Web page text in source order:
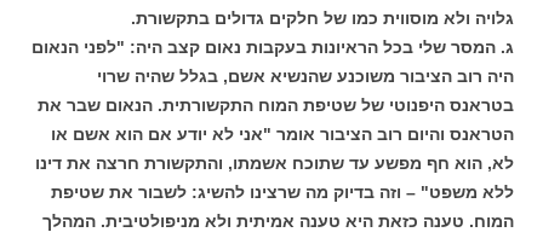
גלויה ולא מוסווית כמו של חלקים גדולים בתקשורת.
ג. המסר שלי בכל הראיונות בעקבות נאום קצב היה: "לפני הנאום
היה רוב הציבור משוכנע שהנשיא אשם, בגלל שהיה שרוי
בטראנס היפנוטי של שטיפת המוח התקשורתית. הנאום שבר את
הטראנס והיום רוב הציבור אומר "אני לא יודע אם הוא אשם או
לא, הוא חף מפשע עד שתוכח אשמתו, והתקשורת חרצה את דינו
ללא משפט" – וזה בדיוק מה שרצינו להשיג: לשבור את שטיפת
המוח. טענה כזאת היא טענה אמיתית ולא מניפולטיבית. המהלך